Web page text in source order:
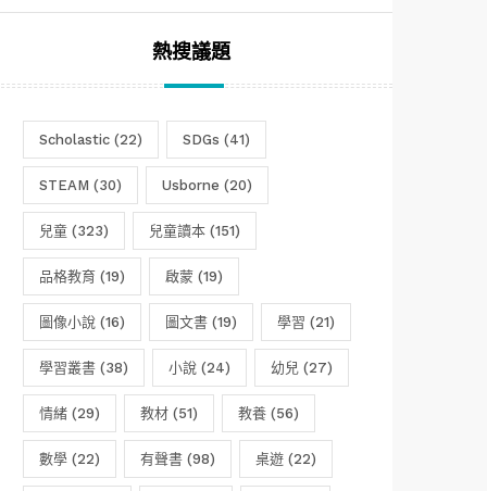
熱搜議題
Scholastic (22) SDGs (41)
STEAM (30) Usborne (20)
兒童 (323) 兒童讀本 (151)
品格教育 (19) 啟蒙 (19)
圖像小說 (16) 圖文書 (19) 學習 (21)
學習叢書 (38) 小說 (24) 幼兒 (27)
情緒 (29) 教材 (51) 教養 (56)
數學 (22) 有聲書 (98) 桌遊 (22)